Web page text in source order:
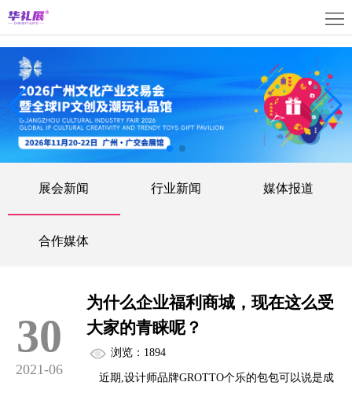
首
会
中
众
活
展会新闻 行业新闻 媒体报道
合作媒体
30
2021-06
为什么企业福利商城，现在这么受
大家的青睐呢？
浏览：1894
近期,设计师品牌GROTTO个乐的包包可以说是成